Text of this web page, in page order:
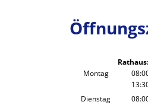
Rathaus:
Montag
Dienstag